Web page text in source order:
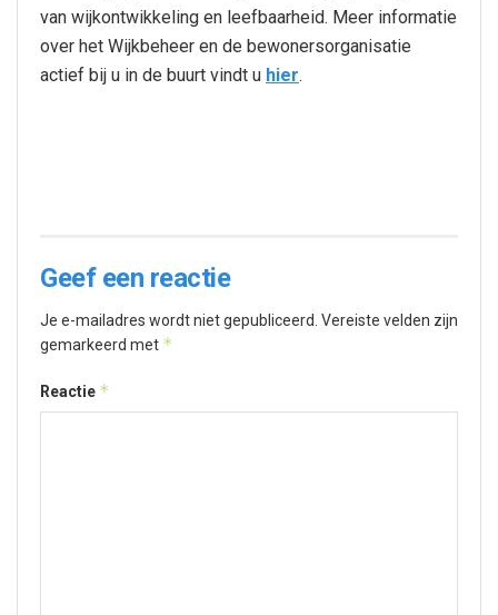
van wijkontwikkeling en leefbaarheid. Meer informatie
over het Wijkbeheer en de bewonersorganisatie
actief bij u in de buurt vindt u hier.
Geef een reactie
Je e-mailadres wordt niet gepubliceerd. Vereiste velden zijn
gemarkeerd met *
Reactie *